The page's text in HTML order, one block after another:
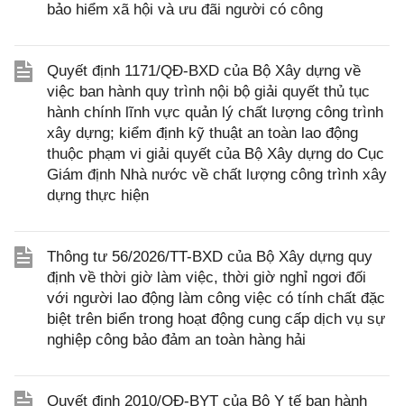
bảo hiểm xã hội và ưu đãi người có công
Quyết định 1171/QĐ-BXD của Bộ Xây dựng về
việc ban hành quy trình nội bộ giải quyết thủ tục
hành chính lĩnh vực quản lý chất lượng công trình
xây dựng; kiểm định kỹ thuật an toàn lao động
thuộc phạm vi giải quyết của Bộ Xây dựng do Cục
Giám định Nhà nước về chất lượng công trình xây
dựng thực hiện
Thông tư 56/2026/TT-BXD của Bộ Xây dựng quy
định về thời giờ làm việc, thời giờ nghỉ ngơi đối
với người lao động làm công việc có tính chất đặc
biệt trên biển trong hoạt động cung cấp dịch vụ sự
nghiệp công bảo đảm an toàn hàng hải
Quyết định 2010/QĐ-BYT của Bộ Y tế ban hành